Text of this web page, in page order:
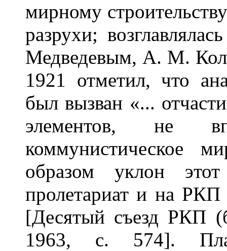
мирному
разрухи;
Медведевым, А. М.
1921 отметил, что
был вызван «...
элементов, не
коммунистическое
образом уклон
пролетариат и на РКП
[Десятый съезд РКП
1963, с. 574].